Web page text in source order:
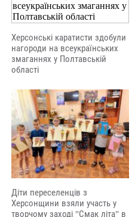
Херсонські каратисти здобули
нагороди на всеукраїнських
змаганнях у Полтавській
області
Діти переселенців з
Херсонщини взяли участь у
творчому заході "Смак літа" в